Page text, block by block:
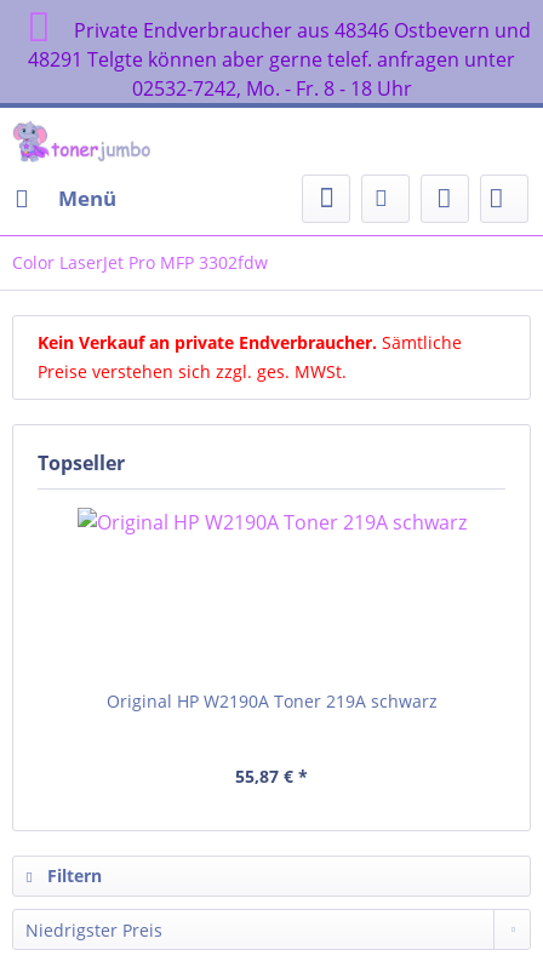
Private Endverbraucher aus 48346 Ostbevern und
48291 Telgte können aber gerne telef. anfragen unter
02532-7242, Mo. - Fr. 8 - 18 Uhr
Menü
Color LaserJet Pro MFP 3302fdw
Kein Verkauf an private Endverbraucher. Sämtliche
Preise verstehen sich zzgl. ges. MWSt.
Topseller
Original HP W2190A Toner 219A schwarz
55,87 € *
Filtern